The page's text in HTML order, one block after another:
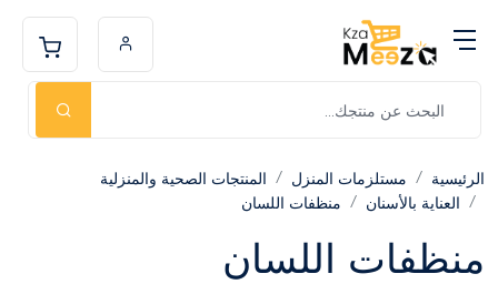
الرئيسية مستلزمات المنزل
المنتجات الصحية والمنزلية
العناية بالأسنان
منظفات اللسان
منظفات اللسان